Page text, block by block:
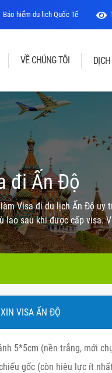
Bảo hiểm du lịch Quốc Tế
VỀ CHÚNG TÔI
đi Ấn Độ
Visa đi du lịch Ấn Độ uy
lao sau khi được cấp visa.
VISA ẤN ĐỘ
5*5cm (nền trắng, mới
gốc (còn hiệu lực ít